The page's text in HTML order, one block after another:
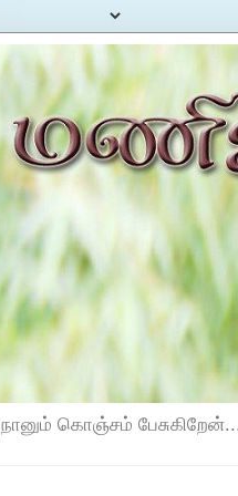
நானும் கொஞ்சம்